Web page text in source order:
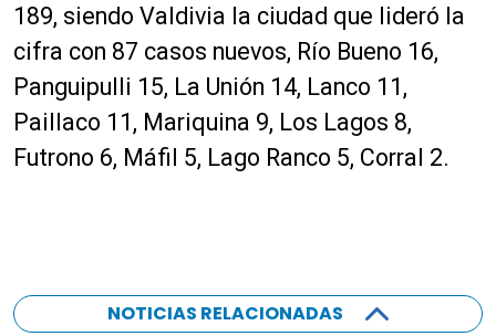
189, siendo Valdivia la ciudad que lideró la
cifra con 87 casos nuevos, Río Bueno 16,
Panguipulli 15, La Unión 14, Lanco 11,
Paillaco 11, Mariquina 9, Los Lagos 8,
Futrono 6, Máfil 5, Lago Ranco 5, Corral 2.
NOTICIAS RELACIONADAS